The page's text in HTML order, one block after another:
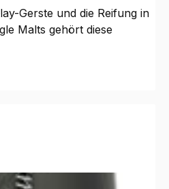
Gerste und die Reifung in
Malts gehört diese